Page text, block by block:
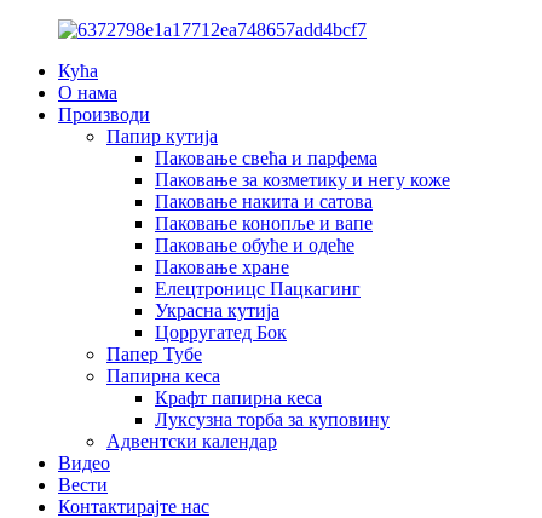
Кућа
О нама
Производи
Папир кутија
Паковање свећа и парфема
Паковање за козметику и негу коже
Паковање накита и сатова
Паковање конопље и вапе
Паковање обуће и одеће
Паковање хране
Елецтроницс Пацкагинг
Украсна кутија
Цорругатед Бок
Папер Тубе
Папирна кеса
Крафт папирна кеса
Луксузна торба за куповину
Адвентски календар
Видео
Вести
Контактирајте нас